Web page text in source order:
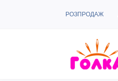
РОЗПРОДАЖ